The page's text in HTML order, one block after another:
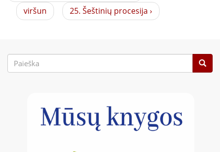
viršun
25. Šeštinių procesija ›
Paieškos